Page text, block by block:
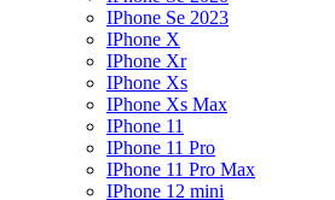
IPhone Se 2023
IPhone X
IPhone Xr
IPhone Xs
IPhone Xs Max
IPhone 11
IPhone 11 Pro
IPhone 11 Pro Max
IPhone 12 mini